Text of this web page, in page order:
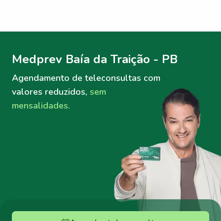
Medprev Baía da Traição - PB
Agendamento de teleconsultas com
valores reduzidos, sem
mensalidades.